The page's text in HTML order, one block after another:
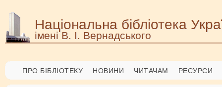
Національна бібліотека
імені В. І. Вернадського
ПРО БІБЛІОТЕКУ НОВИНИ ЧИТАЧАМ РЕСУРСИ